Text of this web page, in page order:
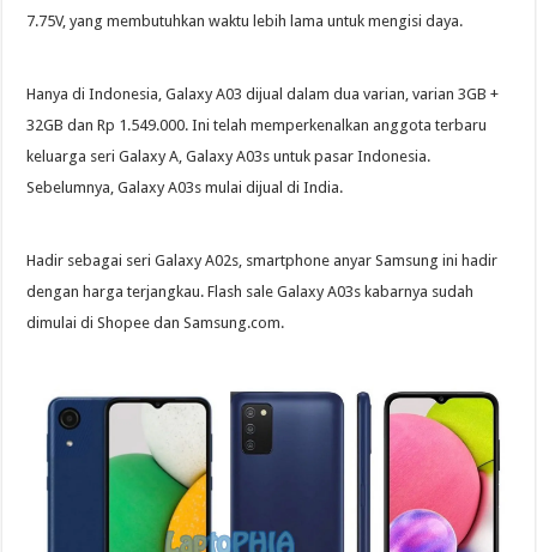
7.75V, yang membutuhkan waktu lebih lama untuk mengisi daya.
Hanya di Indonesia, Galaxy A03 dijual dalam dua varian, varian 3GB +
32GB dan Rp 1.549.000. Ini telah memperkenalkan anggota terbaru
keluarga seri Galaxy A, Galaxy A03s untuk pasar Indonesia.
Sebelumnya, Galaxy A03s mulai dijual di India.
Hadir sebagai seri Galaxy A02s, smartphone anyar Samsung ini hadir
dengan harga terjangkau. Flash sale Galaxy A03s kabarnya sudah
dimulai di Shopee dan Samsung.com.